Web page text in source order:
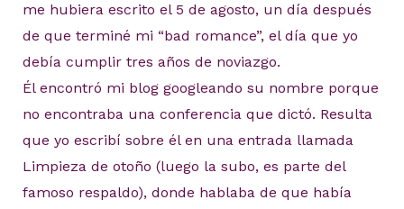
me hubiera escrito el 5 de agosto, un día después
de que terminé mi “bad romance”, el día que yo
debía cumplir tres años de noviazgo.
Él encontró mi blog googleando su nombre porque
no encontraba una conferencia que dictó. Resulta
que yo escribí sobre él en una entrada llamada
Limpieza de otoño (luego la subo, es parte del
famoso respaldo), donde hablaba de que había